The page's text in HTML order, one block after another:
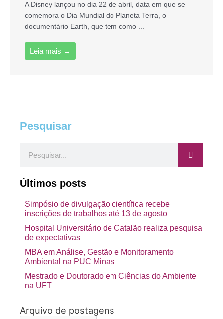
A Disney lançou no dia 22 de abril, data em que se
comemora o Dia Mundial do Planeta Terra, o
documentário Earth, que tem como ...
Leia mais →
Pesquisar
Últimos posts
Simpósio de divulgação científica recebe
inscrições de trabalhos até 13 de agosto
Hospital Universitário de Catalão realiza pesquisa
de expectativas
MBA em Análise, Gestão e Monitoramento
Ambiental na PUC Minas
Mestrado e Doutorado em Ciências do Ambiente
na UFT
Arquivo de postagens
Arquivo